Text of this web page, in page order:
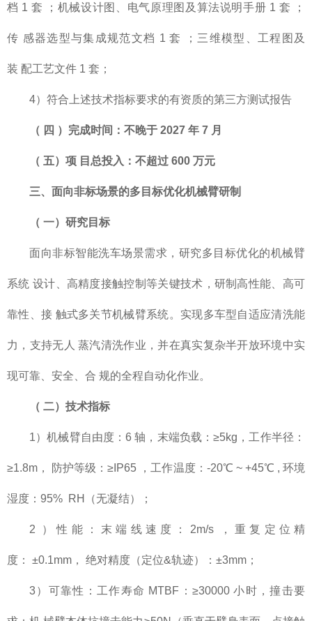
档 1 套 ；机械设计图、电气原理图及算法说明手册 1 套 ；
传 感器选型与集成规范文档 1 套 ；三维模型、工程图及
装 配工艺文件 1 套；
4）符合上述技术指标要求的有资质的第三方测试报告
（ 四 ）完成时间：不晚于 2027 年 7 月
（ 五）项 目总投入：不超过 600 万元
三、面向非标场景的多目标优化机械臂研制
（ 一）研究目标
面向非标智能洗车场景需求，研究多目标优化的机械臂
系统 设计、高精度接触控制等关键技术，研制高性能、高可
靠性、接 触式多关节机械臂系统。实现多车型自适应清洗能
力，支持无人 蒸汽清洗作业，并在真实复杂半开放环境中实
现可靠、安全、合 规的全程自动化作业。
（ 二）技术指标
1）机械臂自由度：6 轴，末端负载：≥5kg，工作半径：
≥1.8m， 防护等级：≥IP65 ，工作温度：-20℃ ~ +45℃ , 环境
湿度：95% RH（无凝结）；
2 ）性能：末端线速度：2m/s ，重复定位精
度： ±0.1mm， 绝对精度（定位&轨迹）：±3mm；
3）可靠性：工作寿命 MTBF：≥30000 小时，撞击要